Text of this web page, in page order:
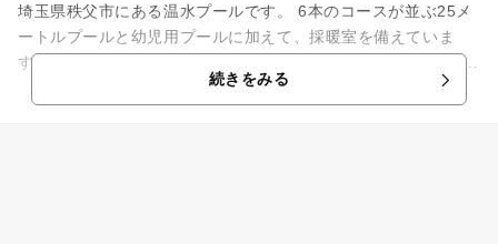
埼玉県秩父市にある温水プールです。 6本のコースが並ぶ25メ
ートルプールと幼児用プールに加えて、採暖室を備えていま
す。 いずれのプールも、水温は一年を通して約30度に保たれて
続きをみる